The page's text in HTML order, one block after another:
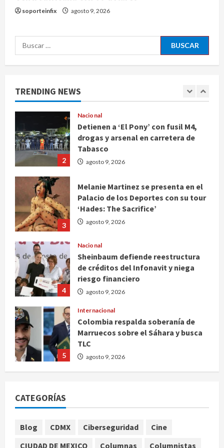
soporteinfix agosto 9, 2026
Buscar:
TRENDING NEWS
Marruecos sobre el Sáhara y busca
1
Deportes Internacional Portada
Fallece Jorge Messi, padre de
2
Nacional
Detienen a ‘El Pony’ con fusil M4,
drogas y arsenal en carretera de
Tabasco
agosto 9, 2026
3
Melanie Martinez se presenta en el
Palacio de los Deportes con su tour
‘Hades: The Sacrifice’
agosto 9, 2026
4
Nacional
Sheinbaum defiende reestructura
de créditos del Infonavit y niega
riesgo financiero
agosto 9, 2026
5
Internacional
Colombia respalda soberanía de
Marruecos sobre el Sáhara y busca
TLC
agosto 9, 2026
CATEGORÍAS
Blog CDMX Ciberseguridad
Cine
CIUDAD DE MEXICO
Columnas Columnistas